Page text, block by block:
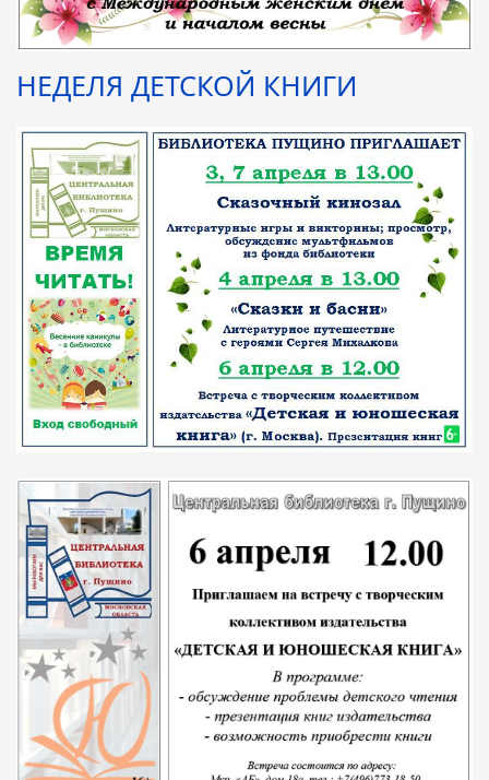
НЕДЕЛЯ ДЕТСКОЙ КНИГИ